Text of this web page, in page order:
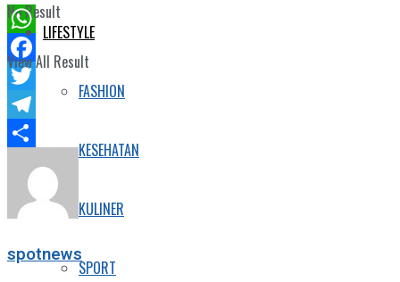
No Result
View All Result
LIFESTYLE
FASHION
KESEHATAN
KULINER
SPORT
WhatsApp
Facebook
Twitter
Telegram
Share
spotnews